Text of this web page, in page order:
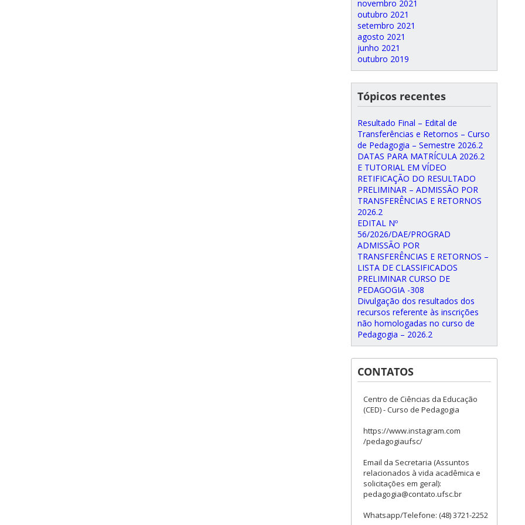
novembro 2021
outubro 2021
setembro 2021
agosto 2021
junho 2021
outubro 2019
Tópicos recentes
Resultado Final – Edital de
Transferências e Retornos – Curso
de Pedagogia – Semestre 2026.2
DATAS PARA MATRÍCULA 2026.2
E TUTORIAL EM VÍDEO
RETIFICAÇÃO DO RESULTADO
PRELIMINAR – ADMISSÃO POR
TRANSFERÊNCIAS E RETORNOS
2026.2
EDITAL Nº
56/2026/DAE/PROGRAD
ADMISSÃO POR
TRANSFERÊNCIAS E RETORNOS –
LISTA DE CLASSIFICADOS
PRELIMINAR CURSO DE
PEDAGOGIA -308
Divulgação dos resultados dos
recursos referente às inscrições
não homologadas no curso de
Pedagogia – 2026.2
CONTATOS
Centro de Ciências da Educação
(CED) - Curso de Pedagogia
https://www.instagram.com
/pedagogiaufsc/
Email da Secretaria (Assuntos
relacionados à vida acadêmica e
solicitações em geral):
pedagogia@contato.ufsc.br
Whatsapp/Telefone: (48) 3721-2252